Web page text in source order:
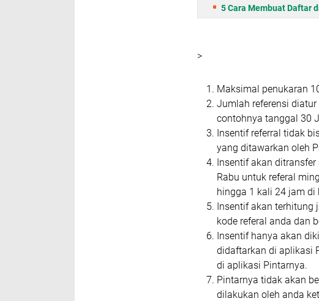
5 Cara Membuat Daftar
>
Maksimal penukaran
Jumlah referensi
contohnya tanggal 30
Insentif referral tidak
yang ditawarkan oleh
Insentif akan
Rabu untuk referal
hingga 1 kali 24 jam di
Insentif akan terhitung
kode referal anda dan
Insentif hanya akan
didaftarkan di aplikasi
di aplikasi Pintarnya.
Pintarnya tidak akan
dilakukan oleh anda